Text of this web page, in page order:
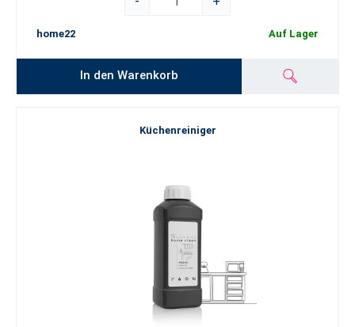
home22 Auf Lager
In den Warenkorb
Küchenreiniger